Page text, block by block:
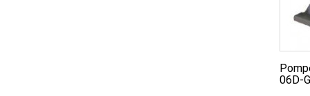
Pompe centrifuge Gorman Rupp
06D-